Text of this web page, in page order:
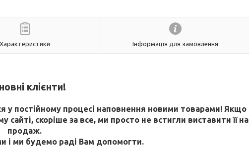
Характеристики Інформація для замовлення
клієнти!
постійному процесі наповнення новими товарами! Якщо
скоріше за все, ми просто не встигли виставити її на
продаж.
і ми будемо раді Вам допомогти.